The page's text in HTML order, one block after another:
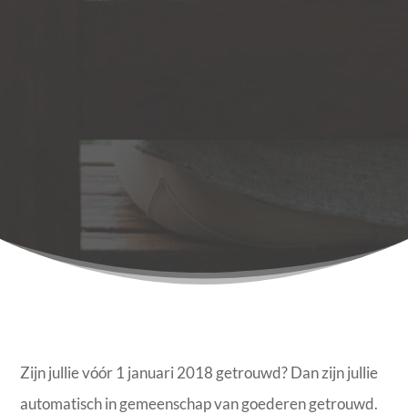
Zijn jullie vóór 1 januari 2018 getrouwd? Dan zijn jullie
automatisch in gemeenschap van goederen getrouwd.